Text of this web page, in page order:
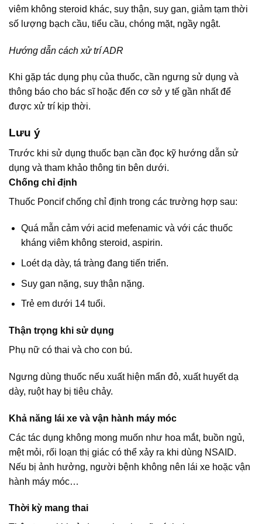
viêm không steroid khác, suy thận, suy gan, giảm tạm thời
số lượng bạch cầu, tiểu cầu, chóng mặt, ngầy ngật.
Hướng dẫn cách xử trí ADR
Khi gặp tác dụng phụ của thuốc, cần ngưng sử dụng và
thông báo cho bác sĩ hoặc đến cơ sở y tế gần nhất để
được xử trí kịp thời.
Lưu ý
Trước khi sử dụng thuốc bạn cần đọc kỹ hướng dẫn sử
dụng và tham khảo thông tin bên dưới.
Chống chỉ định
Thuốc Poncif chống chỉ định trong các trường hợp sau:
Quá mẫn cảm với acid mefenamic và với các thuốc
kháng viêm không steroid, aspirin.
Loét dạ dày, tá tràng đang tiến triển.
Suy gan nặng, suy thận nặng.
Trẻ em dưới 14 tuổi.
Thận trọng khi sử dụng
Phụ nữ có thai và cho con bú.
Ngưng dùng thuốc nếu xuất hiện mẩn đỏ, xuất huyết dạ
dày, ruột hay bị tiêu chảy.
Khả năng lái xe và vận hành máy móc
Các tác dụng không mong muốn như hoa mắt, buồn ngủ,
mệt mỏi, rối loạn thị giác có thể xảy ra khi dùng NSAID.
Nếu bị ảnh hưởng, người bệnh không nên lái xe hoặc vận
hành máy móc…
Thời kỳ mang thai